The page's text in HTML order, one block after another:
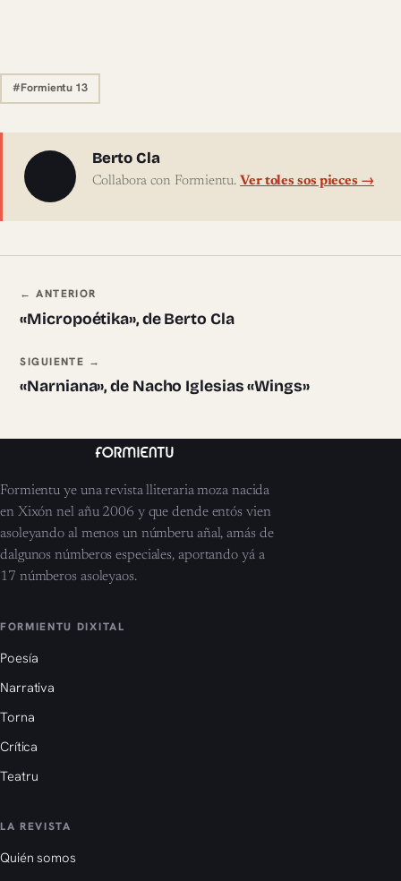
#Formientu 13
Sobre l'autor
Berto Cla
Collabora con Formientu. Ver toles sos pieces →
Navegación ente pieces
← ANTERIOR
«Micropoétika», de Berto Cla
SIGUIENTE →
«Narniana», de Nacho Iglesias «Wings»
Formientu ye una revista lliteraria moza nacida
en Xixón nel añu 2006 y que dende entós vien
asoleyando al menos un númberu añal, amás de
dalgunos númberos especiales, aportando yá a
17 númberos asoleyaos.
FORMIENTU DIXITAL
Poesía
Narrativa
Torna
Crítica
Teatru
LA REVISTA
Quién somos